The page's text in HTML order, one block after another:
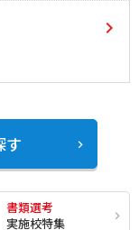
す
書類選考
実施校特集